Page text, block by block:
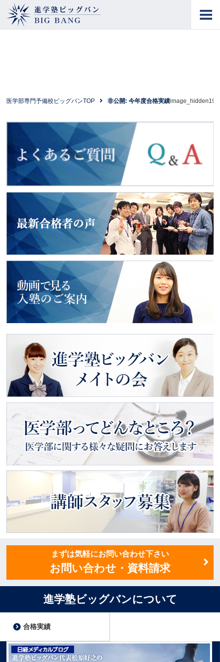
医学部専門予備校ビッグバンTOP 非公開: 今年度合格実績
よくあるご質問
2018年度入試
最新合格者の声
入塾のご案内
進学塾ビッグバン
メイトの会
医学部ってどんなところ？医学部に関する様々な疑問にお
まずは気軽にお問い合わせ下さい
お問い合わせ・資料請求
進学塾ビッグバンについて
合格実績